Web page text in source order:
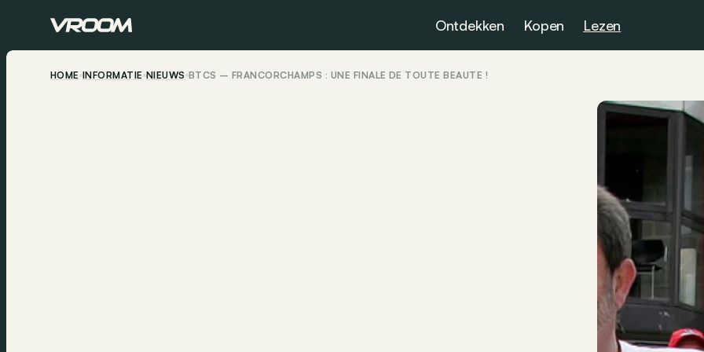
Ontdekken Kopen Lezen
HOME INFORMATIE NIEUWS BTCS – FRANCORCHAMPS : UNE FINALE DE TOUTE BEAUTÉ !